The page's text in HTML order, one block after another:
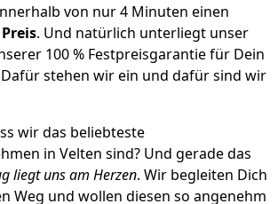
von nur 4 Minuten einen
. Und natürlich unterliegt unser
100 % Festpreisgarantie für Dein
Dafür stehen wir ein und dafür sind wir
wir das beliebteste
in Velten sind? Und gerade das
liegt uns am Herzen. Wir begleiten Dich
Weg und wollen diesen so angenehm